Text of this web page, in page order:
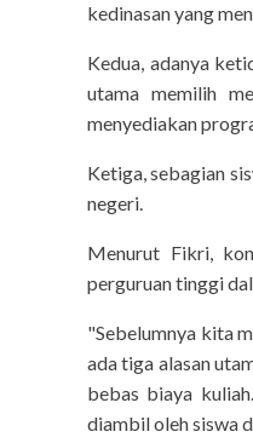
kedinasan yang
Kedua, adanya
utama memilih
menyediakan
Ketiga, sebagian
negeri.
Menurut Fikri,
perguruan tinggi
"Sebelumnya kita
ada tiga alasan
bebas biaya
diambil oleh siswa